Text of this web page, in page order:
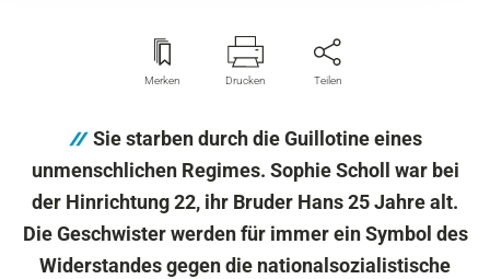
Merken Drucken Teilen
Sie starben durch die Guillotine eines
unmenschlichen Regimes. Sophie Scholl war bei
der Hinrichtung 22, ihr Bruder Hans 25 Jahre alt.
Die Geschwister werden für immer ein Symbol des
Widerstandes gegen die nationalsozialistische